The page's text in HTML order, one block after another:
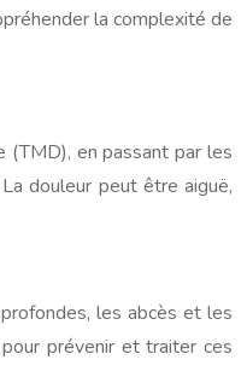
la complexité de
(TMD), en passant par les
douleur peut être aiguë,
les abcès et les
prévenir et traiter ces